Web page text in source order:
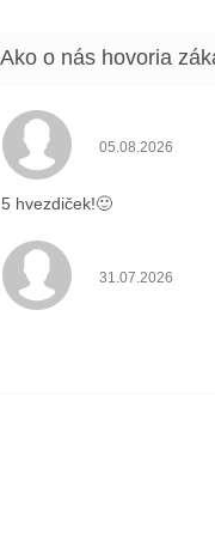
Hodnotenie
05.08.2026
5 hvezdiček!🙂
Hodnotenie
31.07.2026